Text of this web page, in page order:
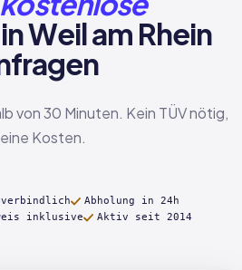
Weil am Rhein
von 30 Minuten. Kein TÜV nötig,
Kosten.
Abholung in 24h
inklusive
Aktiv seit 2014